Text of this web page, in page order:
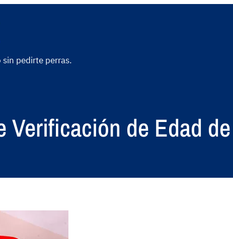
sin pedirte perras.
Verificación de Edad